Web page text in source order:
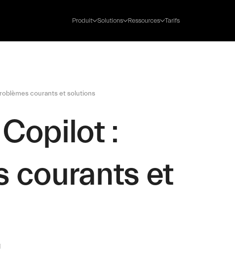
Produit Solutions Ressources Tarifs
courants et solutions
:
courants et